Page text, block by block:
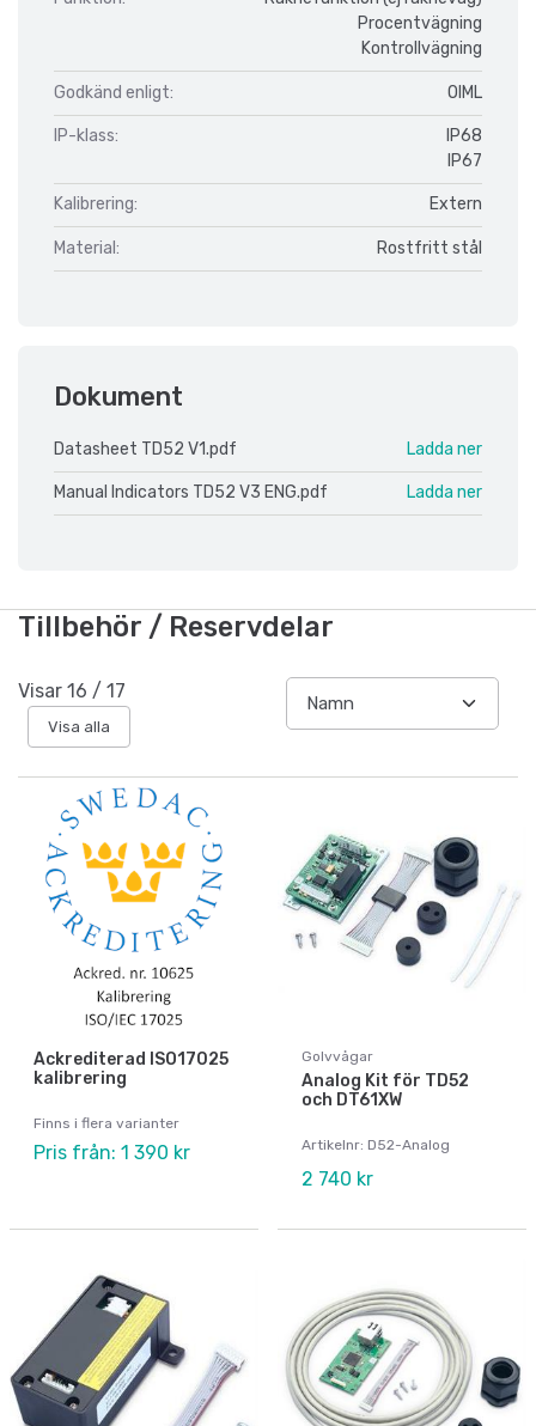
Procentvägning
Kontrollvägning
Godkänd enligt: OIML
IP-klass:
IP68
IP67
Kalibrering: Extern
Material: Rostfritt stål
Dokument
Datasheet TD52 V1.pdf Ladda ner
Manual Indicators TD52 V3 ENG.pdf Ladda ner
Tillbehör / Reservdelar
Visar 16 / 17
Visa alla
Ackrediterad ISO17025
kalibrering
Finns i flera varianter
Pris från: 1 390 kr
Golvvågar
Analog Kit för TD52
och DT61XW
Artikelnr: D52-Analog
2 740 kr